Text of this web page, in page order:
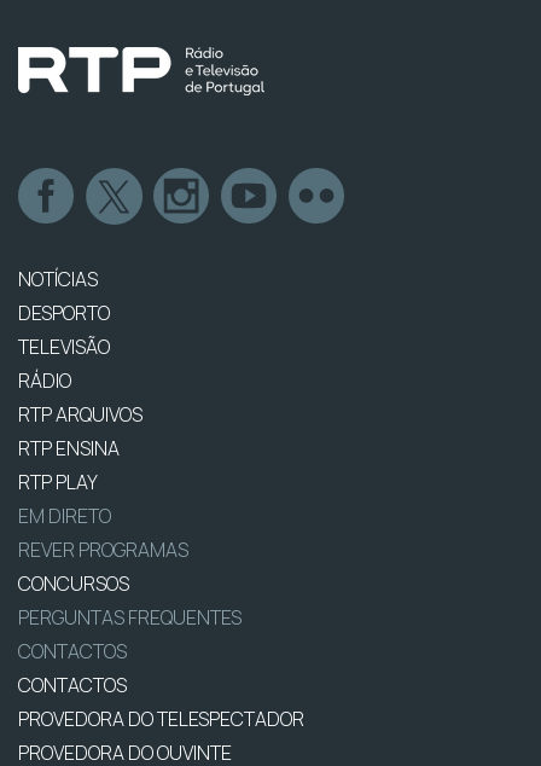
NOTÍCIAS
DESPORTO
TELEVISÃO
RÁDIO
RTP ARQUIVOS
RTP ENSINA
RTP PLAY
EM DIRETO
REVER PROGRAMAS
CONCURSOS
PERGUNTAS FREQUENTES
CONTACTOS
CONTACTOS
PROVEDORA DO TELESPECTADOR
PROVEDORA DO OUVINTE